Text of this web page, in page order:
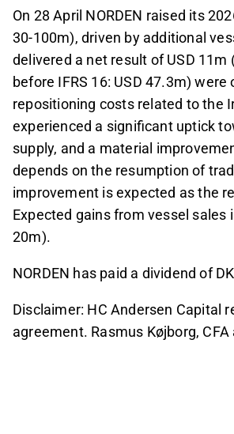
On 28 April NORDEN raised its
30-100m), driven by additional
delivered a net result of USD
before IFRS 16: USD 47.3m)
repositioning costs related to the
experienced a significant uptick
supply, and a material
depends on the resumption of
improvement is expected as the
Expected gains from vessel sales
20m).
NORDEN has paid a dividend of
Disclaimer: HC Andersen Capital
agreement. Rasmus Køjborg,